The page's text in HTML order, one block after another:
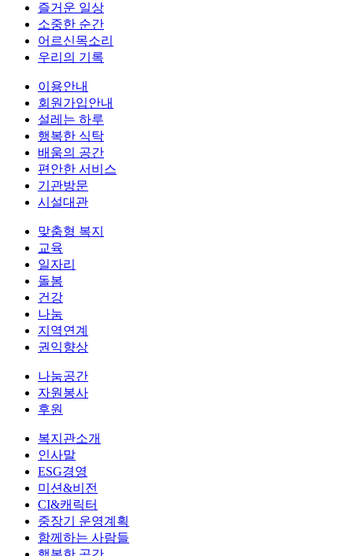
즐거운 일상
소중한 순간
어르신목소리
우리의 기록
이용안내
회원가입안내
설레는 하루
행복한 식탁
배움의 공간
편안한 서비스
기관방문
시설대관
맞춤형 복지
교육
일자리
돌봄
건강
나눔
지역연계
권익향상
나눔공간
자원봉사
후원
복지관소개
인사말
ESG경영
미션&비전
CI&캐릭터
중장기 운영계획
함께하는 사람들